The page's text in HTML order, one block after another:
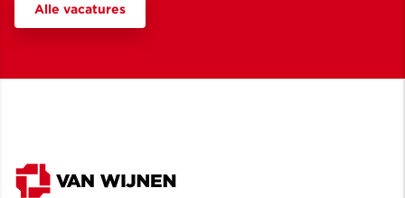
Alle vacatures